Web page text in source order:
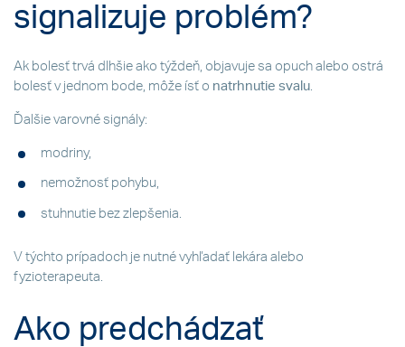
signalizuje problém?
Ak bolesť trvá dlhšie ako týždeň, objavuje sa opuch alebo ostrá
bolesť v jednom bode, môže ísť o natrhnutie svalu.
Ďalšie varovné signály:
modriny,
nemožnosť pohybu,
stuhnutie bez zlepšenia.
V týchto prípadoch je nutné vyhľadať lekára alebo
fyzioterapeuta.
Ako predchádzať